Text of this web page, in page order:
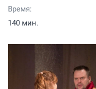
Время:
140 мин.